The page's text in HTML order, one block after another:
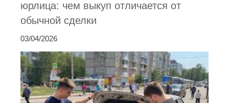
юрлица: чем выкуп отличается от
обычной сделки
03/04/2026